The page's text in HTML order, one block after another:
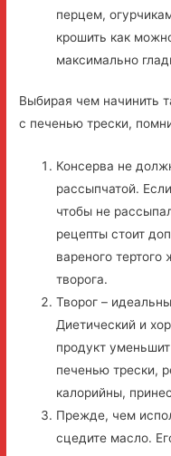
перцем,
крошить как
максимально
Выбирая чем начинить
с печенью трески,
Консерва не
рассыпчатой.
чтобы не
рецепты стоит
вареного тертого
творога.
Творог –
Диетический и
продукт
печенью трески,
калорийны,
Прежде, чем
сцедите масло.